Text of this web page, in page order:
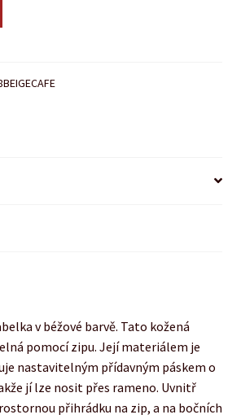
v béžové barvě. Tato kožená
pomocí zipu. Její materiálem je
nastavitelným přídavným páskem o
jí lze nosit přes rameno. Uvnitř
přihrádku na zip, a na bočních